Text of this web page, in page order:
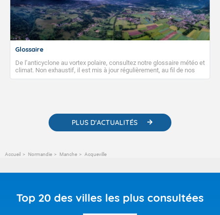
Glossaire
De l’anticyclone au vortex polaire, consultez notre glossaire météo et
climat. Non exhaustif, il est mis à jour régulièrement, au fil de nos
publications. Vous y trouverez également des liens utiles vers nos
PLUS D'ACTUALITÉS
Accueil Normandie Manche Acqueville
Top 20 des villes les plus consultées